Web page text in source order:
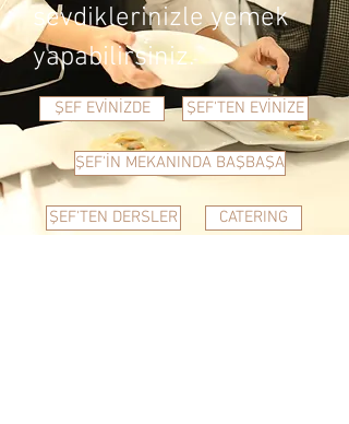
sevdiklerinizle yemek
yapabilirsiniz.
ŞEF EVİNİZDE ŞEF'TEN EVİNİZE
ŞEF'İN MEKANINDA BAŞBAŞA
ŞEF'TEN DERSLER CATERING